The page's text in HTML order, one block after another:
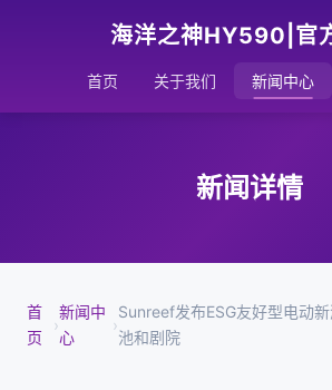
海洋之神HY590|官
首页 关于我们 新闻中心
新闻详情
首
页
›
新闻中
心
›
Sunreef发布ESG友好型电动
池和剧院